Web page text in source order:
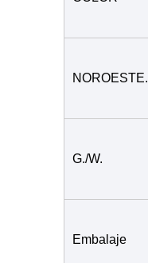
NOROESTE.
G./W.
Embalaje